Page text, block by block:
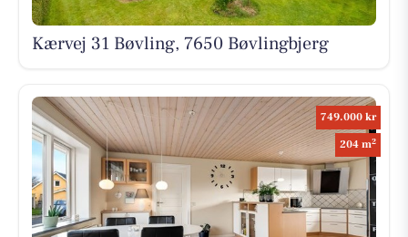
Kærvej 31 Bøvling, 7650 Bøvlingbjerg
749.000 kr
204 m2